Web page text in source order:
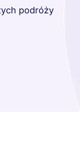
podróży